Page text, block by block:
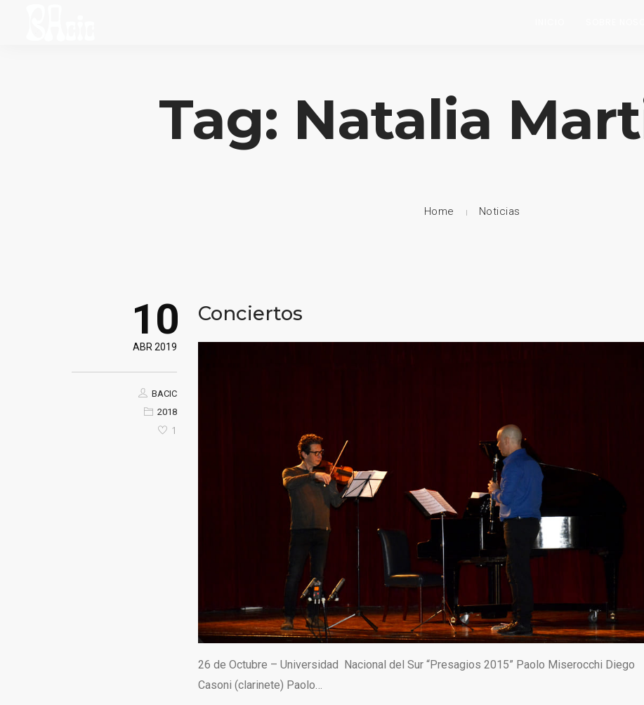
Tag: Natalia
Home Noticias
10
ABR 2019
BACIC
2018
1
Conciertos
26 de Octubre – Universidad Nacional del Sur “Presagios 2015” Paolo Miserocchi Diego
Casoni (clarinete) Paolo…